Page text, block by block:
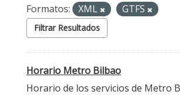
Formatos: XML GTFS
Filtrar Resultados
Horario Metro Bilbao
Horario de los servicios de Metro